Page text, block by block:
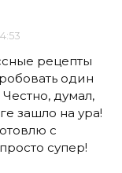
рецепты
один
думал,
зашло на ура!
с
супер!